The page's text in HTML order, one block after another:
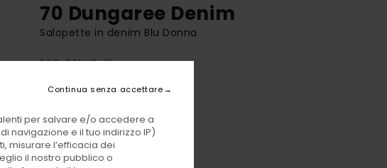
70 Dungaree Denim
Salopette in denim Blu Donna
ECO-BONUS
120,00 €
ColoriWorn Indigo
per salvare e/o accedere a
navigazione e il tuo indirizzo IP)
misurare l’efficacia dei
il nostro pubblico o
Continua senza accettare